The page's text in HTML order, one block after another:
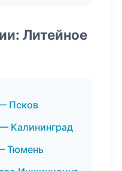
Литейное
Псков
Калининград
Тюмень